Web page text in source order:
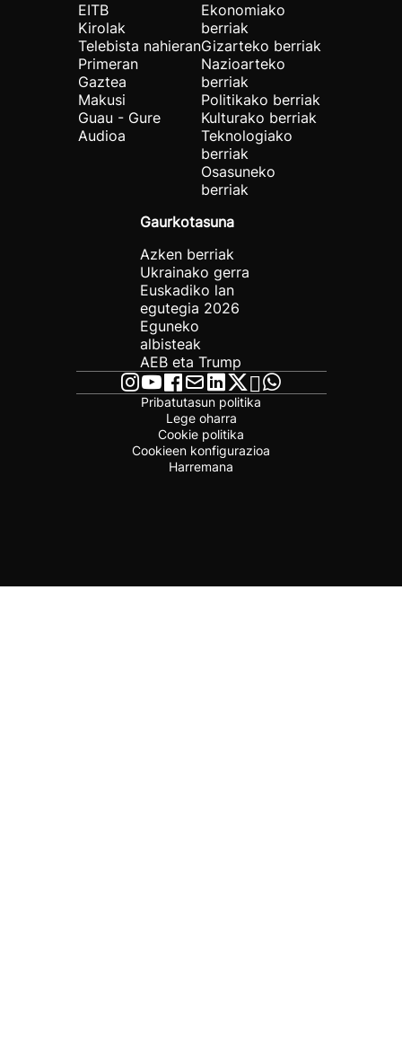
EITB
Kirolak
Telebista nahieran
Primeran
Gaztea
Makusi
Guau - Gure
Audioa
Ekonomiako
berriak
Gizarteko berriak
Nazioarteko
berriak
Politikako berriak
Kulturako berriak
Teknologiako
berriak
Osasuneko
berriak
Gaurkotasuna
Azken berriak
Ukrainako gerra
Euskadiko lan
egutegia 2026
Eguneko
albisteak
AEB eta Trump
Pribatutasun politika
Lege oharra
Cookie politika
Cookieen konfigurazioa
Harremana